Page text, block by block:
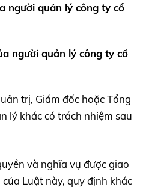
người quản lý công ty cổ
người quản lý công ty cổ
trị, Giám đốc hoặc Tổng
lý khác có trách nhiệm sau
và nghĩa vụ được giao
Luật này, quy định khác